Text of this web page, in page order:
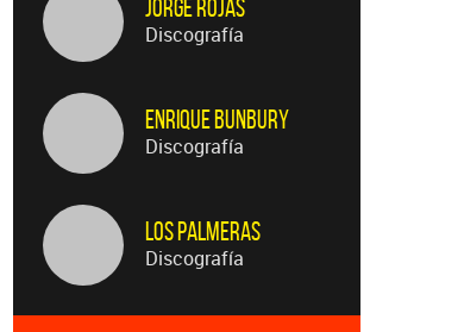
Jorge Rojas
Discografía
Enrique Bunbury
Discografía
Los Palmeras
Discografía